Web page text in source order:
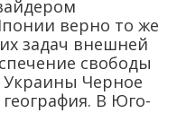
верно то же
задач внешней
свободы
Украины Черное
В Юго-